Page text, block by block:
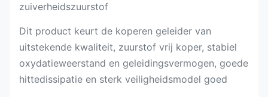
zuiverheidszuurstof
Dit product keurt de koperen geleider van
uitstekende kwaliteit, zuurstof vrij koper, stabiel
oxydatieweerstand en geleidingsvermogen, goede
hittedissipatie en sterk veiligheidsmodel goed